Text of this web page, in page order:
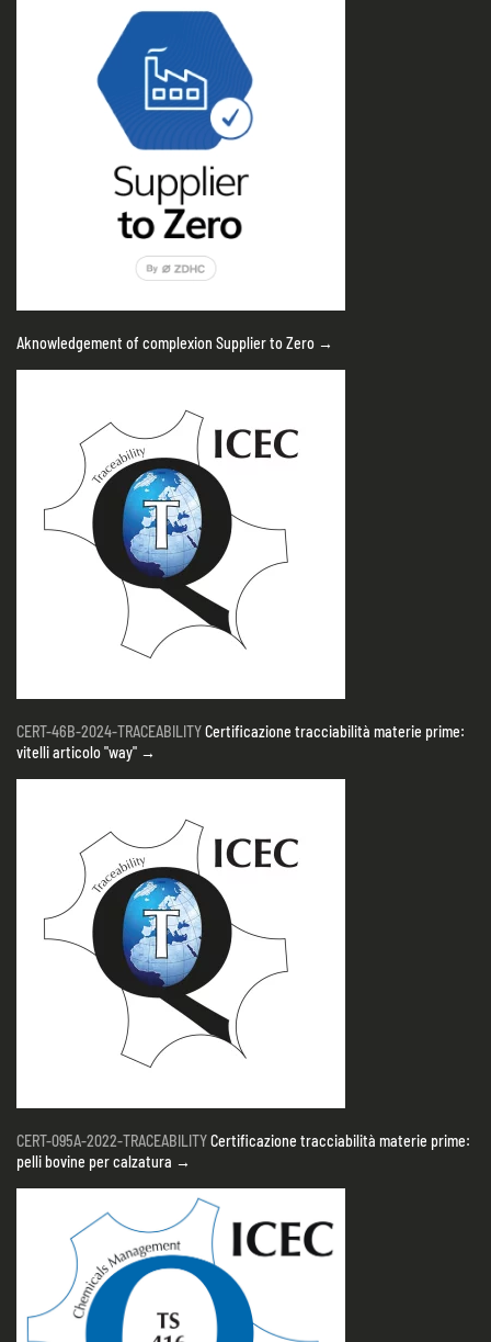
Aknowledgement of complexion Supplier to Zero →
CERT-46B-2024-TRACEABILITYCertificazione tracciabilità materie prime:
vitelli articolo "way" →
CERT-095A-2022-TRACEABILITYCertificazione tracciabilità materie prime:
pelli bovine per calzatura →